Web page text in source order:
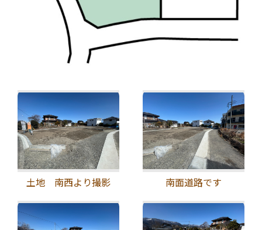
「JA南アルプス市Aコープ甲西店」/徒歩18分
「セブンイレブン南アルプス川上店」/徒歩21分
「南アルプス市立甲西中学校」/徒歩6分
「南アルプス市泰明小学校」/徒歩4分
！新規分譲地で心機一転！
ご参考例：
2階建て4LDK＝2,930万円(税込)/月々78,016円
太陽光システム6㎾付き…電気代/－6,000円
＝実質月々72,016円✨
お気軽にお問い合わせください😊
「おうち相談所」南アルプス市 Fumotto店 Open！
土地 南西より撮影 南面道路です